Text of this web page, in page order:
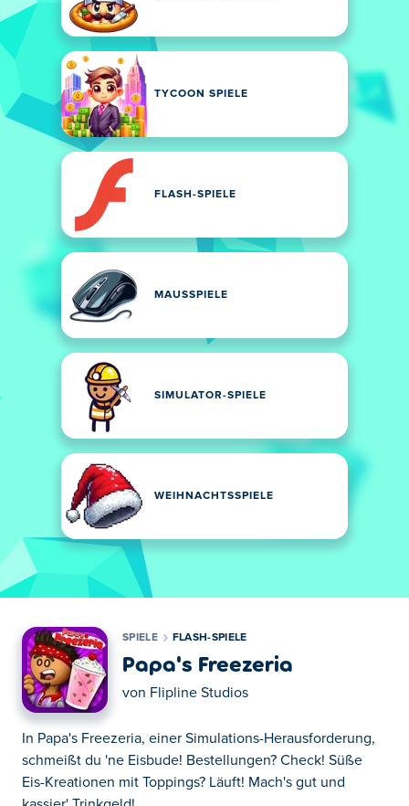
TYCOON SPIELE
FLASH-SPIELE
MAUSSPIELE
SIMULATOR-SPIELE
WEIHNACHTSSPIELE
SPIELE FLASH-SPIELE
Papa's Freezeria
von Flipline Studios
In Papa's Freezeria, einer Simulations-Herausforderung,
schmeißt du 'ne Eisbude! Bestellungen? Check! Süße
Eis-Kreationen mit Toppings? Läuft! Mach's gut und